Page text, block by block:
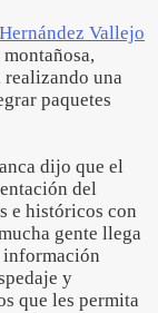
Vallejo
realizando una
paquetes
dijo que el
del
e históricos con
gente llega
información
y
que les permita